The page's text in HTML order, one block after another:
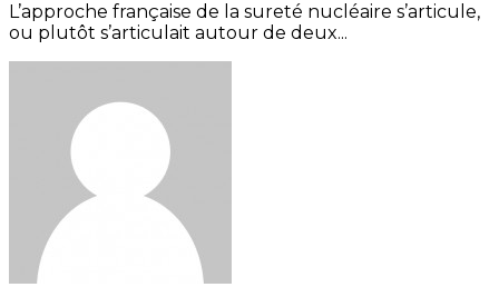
L’approche française de la sureté nucléaire s’articule,
ou plutôt s’articulait autour de deux...